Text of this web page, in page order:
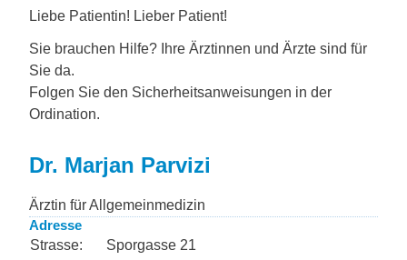
Liebe Patientin! Lieber Patient!
Sie brauchen Hilfe? Ihre Ärztinnen und Ärzte sind für
Sie da.
Folgen Sie den Sicherheitsanweisungen in der
Ordination.
Dr. Marjan Parvizi
Ärztin für Allgemeinmedizin
Adresse
Strasse:
Sporgasse 21